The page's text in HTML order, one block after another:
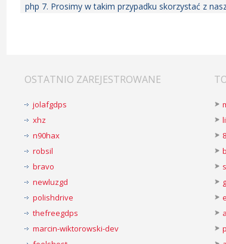
php 7. Prosimy w takim przypadku skorzystać z
OSTATNIO ZAREJESTROWANE
jolafgdps
xhz
n90hax
robsil
bravo
newluzgd
polishdrive
thefreegdps
marcin-wiktorowski-dev